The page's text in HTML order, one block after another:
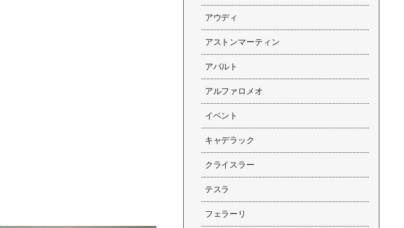
アウディ
アストンマーティン
アバルト
アルファロメオ
イベント
キャデラック
クライスラー
テスラ
フェラーリ